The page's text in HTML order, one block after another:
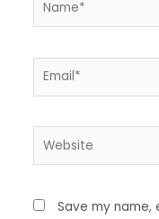
Save my name,